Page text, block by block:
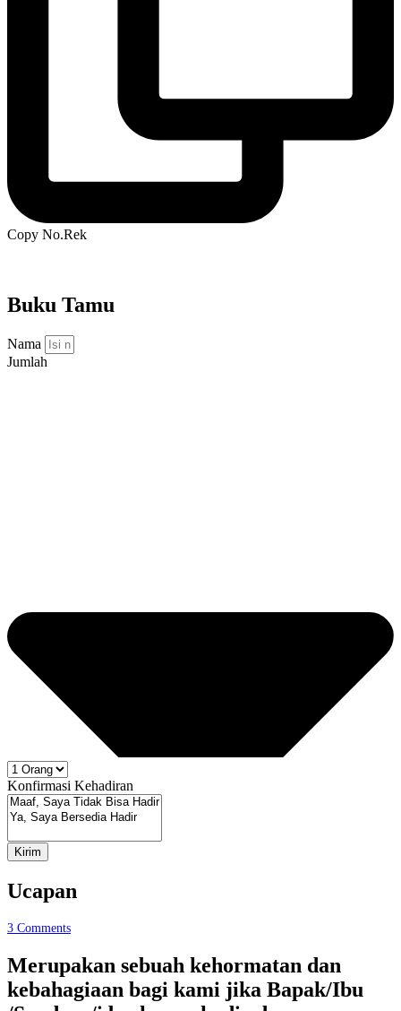
Copy No.Rek
Buku Tamu
Nama
Jumlah
Konfirmasi Kehadiran
Kirim
Ucapan
3 Comments
Merupakan sebuah kehormatan dan
kebahagiaan bagi kami jika Bapak/Ibu